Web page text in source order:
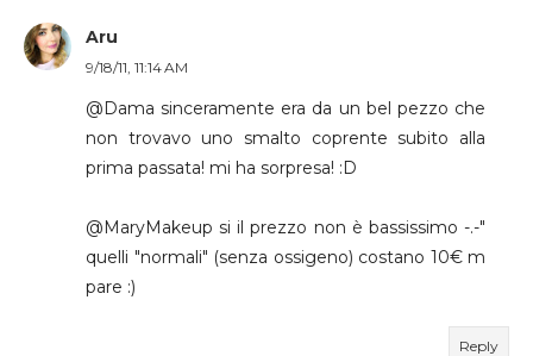
Aru
9/18/11, 11:14 AM
@Dama sinceramente era da un bel pezzo che
non trovavo uno smalto coprente subito alla
prima passata! mi ha sorpresa! :D
@MaryMakeup si il prezzo non è bassissimo -.-"
quelli "normali" (senza ossigeno) costano 10€ m
pare :)
Reply